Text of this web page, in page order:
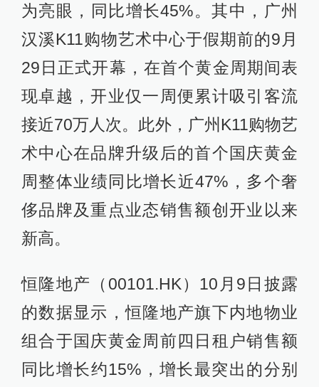
为亮眼，同比增长45%。其中，广州
汉溪K11购物艺术中心于假期前的9月
29日正式开幕，在首个黄金周期间表
现卓越，开业仅一周便累计吸引客流
接近70万人次。此外，广州K11购物艺
术中心在品牌升级后的首个国庆黄金
周整体业绩同比增长近47%，多个奢
侈品牌及重点业态销售额创开业以来
新高。
恒隆地产（00101.HK）10月9日披露
的数据显示，恒隆地产旗下内地物业
组合于国庆黄金周前四日租户销售额
同比增长约15%，增长最突出的分别